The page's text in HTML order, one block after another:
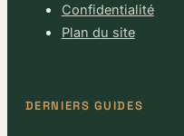
Confidentialité
Plan du site
DERNIERS GUIDES